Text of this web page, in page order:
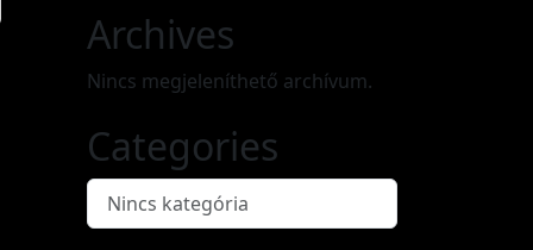
Archives
Nincs megjeleníthető archívum.
Categories
Nincs kategória